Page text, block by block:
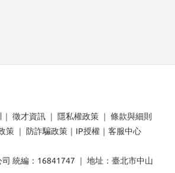
｜ 徵才資訊 ｜ 隱私權政策 ｜ 條款與細則
策 ｜ 防詐騙政策 ｜ IP授權 ｜ 客服中心
統編：16841747 ｜ 地址：臺北市中山